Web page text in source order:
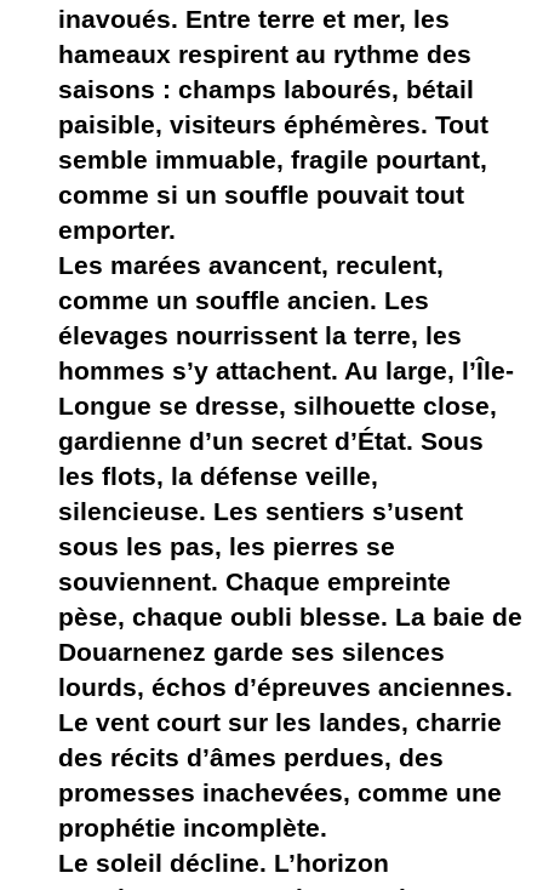
inavoués. Entre terre et mer, les
hameaux respirent au rythme des
saisons : champs labourés, bétail
paisible, visiteurs éphémères. Tout
semble immuable, fragile pourtant,
comme si un souffle pouvait tout
emporter.
Les marées avancent, reculent,
comme un souffle ancien. Les
élevages nourrissent la terre, les
hommes s’y attachent. Au large, l’Île-
Longue se dresse, silhouette close,
gardienne d’un secret d’État. Sous
les flots, la défense veille,
silencieuse. Les sentiers s’usent
sous les pas, les pierres se
souviennent. Chaque empreinte
pèse, chaque oubli blesse. La baie de
Douarnenez garde ses silences
lourds, échos d’épreuves anciennes.
Le vent court sur les landes, charrie
des récits d’âmes perdues, des
promesses inachevées, comme une
prophétie incomplète.
Le soleil décline. L’horizon